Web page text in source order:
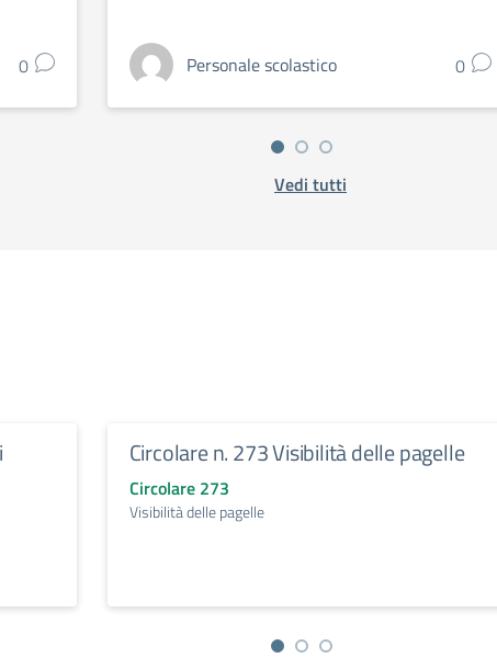
0 Personale scolastico 0
Vedi tutti
Circolare n. 273 Visibilità delle pagelle
Circolare 273
Visibilità delle pagelle